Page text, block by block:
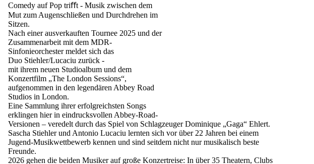
Comedy auf Pop triﬀt - Musik zwischen dem
Mut zum Augenschließen und Durchdrehen im
Sitzen.
Nach einer ausverkauften Tournee 2025 und der
Zusammenarbeit mit dem MDR-
Sinfonieorchester meldet sich das
Duo Stiehler/Lucaciu zurück -
mit ihrem neuen Studioalbum und dem
Konzertfilm „The London Sessions“,
aufgenommen in den legendären Abbey Road
Studios in London.
Eine Sammlung ihrer erfolgreichsten Songs
erklingen hier in eindrucksvollen Abbey-Road-
Versionen – veredelt durch das Spiel von Schlagzeuger Dominique „Gaga“ Ehlert.
Sascha Stiehler und Antonio Lucaciu lernten sich vor über 22 Jahren bei einem
Jugend-Musikwettbewerb kennen und sind seitdem nicht nur musikalisch beste
Freunde.
2026 gehen die beiden Musiker auf große Konzertreise: In über 35 Theatern, Clubs